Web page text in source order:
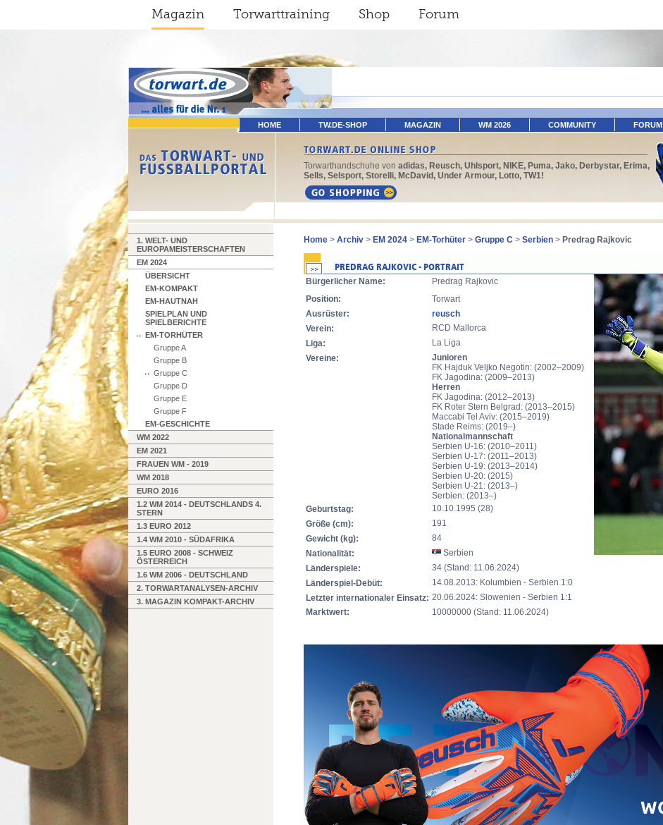
Magazin Torwarttraining Shop Forum
HOME TW.DE-SHOP MAGAZIN WM 2026 COMMUNITY FORUM
Torwarthandschuhe von adidas, Reusch, Uhlsport, NIKE, Puma, Jako, Derbystar, Erima,
Sells, Selsport, Storelli, McDavid, Under Armour, Lotto, TW1!
1. WELT- UND
EUROPAMEISTERSCHAFTEN
EM 2024
ÜBERSICHT
EM-KOMPAKT
EM-HAUTNAH
SPIELPLAN UND
SPIELBERICHTE
EM-TORHÜTER
Gruppe A
Gruppe B
Gruppe C
Gruppe D
Gruppe E
Gruppe F
EM-GESCHICHTE
WM 2022
EM 2021
FRAUEN WM - 2019
WM 2018
EURO 2016
1.2 WM 2014 - DEUTSCHLANDS 4.
STERN
1.3 EURO 2012
1.4 WM 2010 - SÜDAFRIKA
1.5 EURO 2008 - SCHWEIZ
ÖSTERREICH
1.6 WM 2006 - DEUTSCHLAND
2. TORWARTANALYSEN-ARCHIV
3. MAGAZIN KOMPAKT-ARCHIV
Home > Archiv > EM 2024 > EM-Torhüter > Gruppe C > Serbien > Predrag Rajkovic
Bürgerlicher Name:
Predrag Rajkovic
Position:
Torwart
Ausrüster:
reusch
Verein:
RCD Mallorca
Liga:
La Liga
Vereine:
Junioren
FK Hajduk Veljko Negotin: (2002–2009)
FK Jagodina: (2009–2013)
Herren
FK Jagodina: (2012–2013)
FK Roter Stern Belgrad: (2013–2015)
Maccabi Tel Aviv: (2015–2019)
Stade Reims: (2019–)
Nationalmannschaft
Serbien U-16: (2010–2011)
Serbien U-17: (2011–2013)
Serbien U-19: (2013–2014)
Serbien U-20: (2015)
Serbien U-21: (2013–)
Serbien: (2013–)
Geburtstag:
10.10.1995 (28)
Größe (cm):
191
Gewicht (kg):
84
Nationalität:
Serbien
Länderspiele:
34 (Stand: 11.06.2024)
Länderspiel-Debüt:
14.08.2013: Kolumbien - Serbien 1:0
Letzter internationaler Einsatz: 20.06.2024: Slowenien - Serbien 1:1
Marktwert:
10000000 (Stand: 11.06.2024)